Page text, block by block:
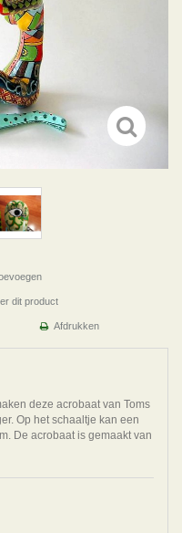
dit product
Afdrukken
deze acrobaat van Toms
Op het schaaltje kan een
De acrobaat is gemaakt van